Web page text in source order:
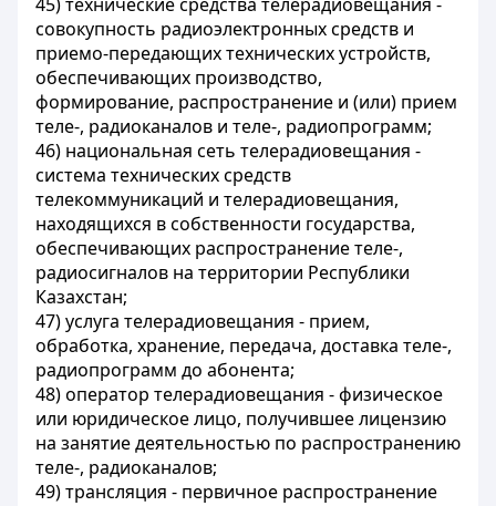
совокупность радиоэлектронных средств и
приемо-передающих технических устройств,
обеспечивающих производство,
формирование, распространение и (или) прием
теле-, радиоканалов и теле-, радиопрограмм;
46) национальная сеть телерадиовещания -
система технических средств
телекоммуникаций и телерадиовещания,
находящихся в собственности государства,
обеспечивающих распространение теле-,
радиосигналов на территории Республики
Казахстан;
47) услуга телерадиовещания - прием,
обработка, хранение, передача, доставка теле-,
радиопрограмм до абонента;
48) оператор телерадиовещания - физическое
или юридическое лицо, получившее лицензию
на занятие деятельностью по распространению
теле-, радиоканалов;
49) трансляция - первичное распространение